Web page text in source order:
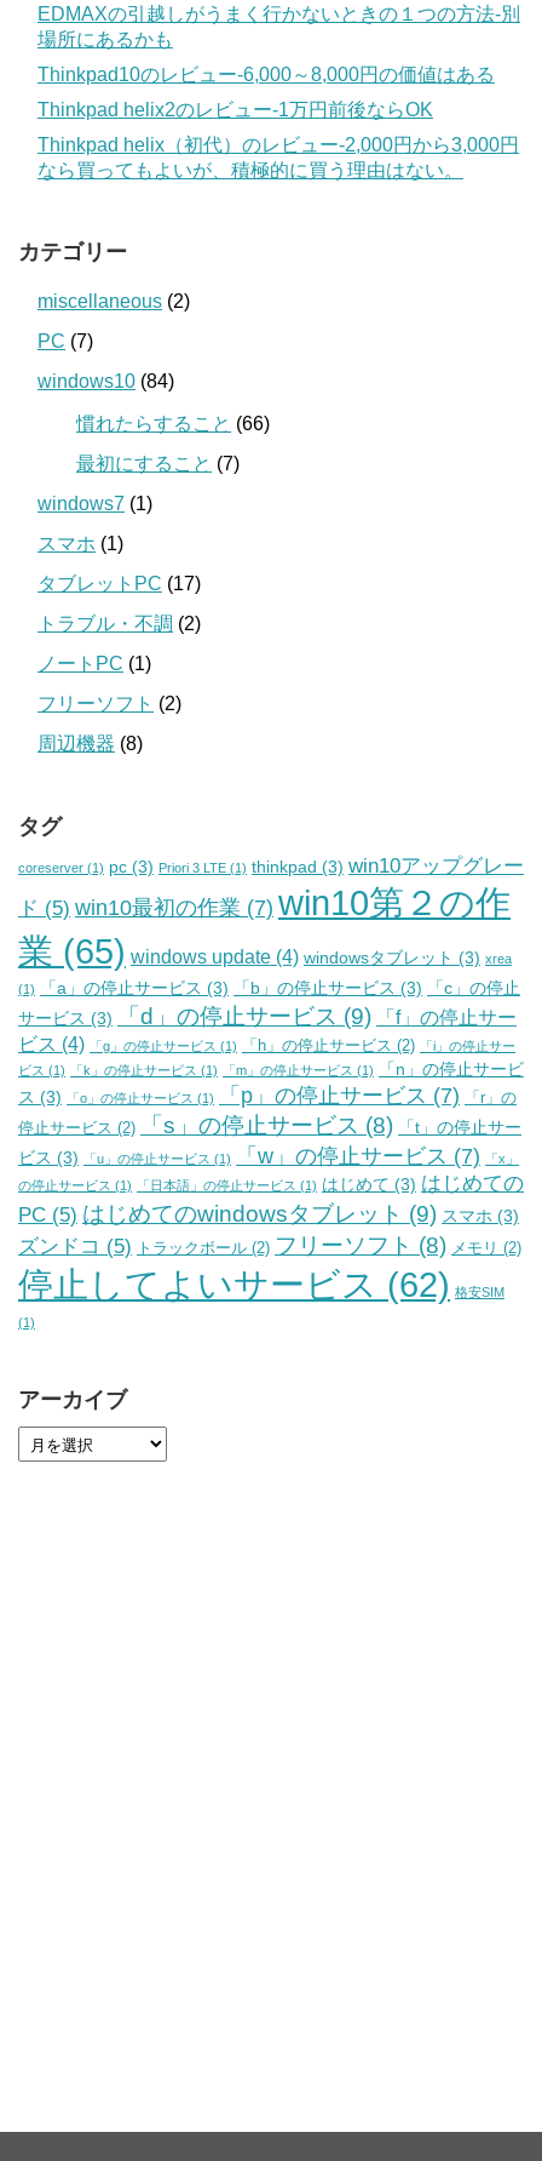
EDMAXの引越しがうまく行かないときの１つの方法‐別
場所にあるかも
Thinkpad10のレビュー‐6,000～8,000円の価値はある
Thinkpad helix2のレビュー‐1万円前後ならOK
Thinkpad helix（初代）のレビュー‐2,000円から3,000円
なら買ってもよいが、積極的に買う理由はない。
カテゴリー
miscellaneous (2)
PC (7)
windows10 (84)
慣れたらすること (66)
最初にすること (7)
windows7 (1)
スマホ (1)
タブレットPC (17)
トラブル・不調 (2)
ノートPC (1)
フリーソフト (2)
周辺機器 (8)
タグ
coreserver (1) pc (3) Priori 3 LTE (1) thinkpad (3) win10アップグレー
ド (5) win10最初の作業 (7) win10第２の作
業 (65) windows update (4) windowsタブレット (3) xrea
(1) 「a」の停止サービス (3) 「b」の停止サービス (3)
「c」の停止
サービス (3) 「d」の停止サービス (9)
「f」の停止サー
ビス (4) 「g」の停止サービス (1) 「h」の停止サービス (2)
「i」の停止サー
ビス (1) 「k」の停止サービス (1) 「m」の停止サービス (1)
「n」の停止サービ
ス (3) 「o」の停止サービス (1) 「p」の停止サービス (7)
「r」の
停止サービス (2) 「s」の停止サービス (8)
「t」の停止サー
ビス (3) 「u」の停止サービス (1) 「w」の停止サービス (7)
「x」
の停止サービス (1) 「日本語」の停止サービス (1) はじめて (3) はじめての
PC (5) はじめてのwindowsタブレット (9) スマホ (3)
ズンドコ (5) トラックボール (2) フリーソフト (8) メモリ (2)
停止してよいサービス (62) 格安SIM
(1)
アーカイブ